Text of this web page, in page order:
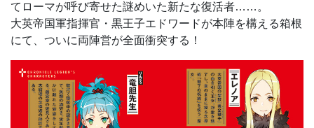
てローマが呼び寄せた謎めいた新たな復活者……。
大英帝国軍指揮官・黒王子エドワードが本陣を構える箱根
にて、ついに両陣営が全面衝突する！